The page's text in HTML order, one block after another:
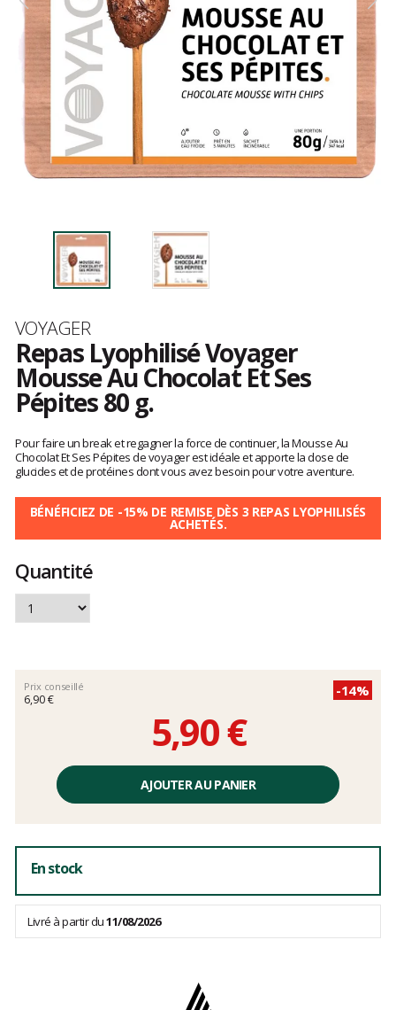
Marque
VOYAGER
Repas Lyophilisé Voyager
Mousse Au Chocolat Et Ses
Pépites 80 g.
avis
clients
Pour faire un break et regagner la force de continuer, la Mousse Au
Chocolat Et Ses Pépites de voyager est idéale et apporte la dose de
glucides et de protéines dont vous avez besoin pour votre aventure.
BÉNÉFICIEZ DE -15% DE REMISE DÈS 3 REPAS LYOPHILISÉS
ACHETÉS.
Quantité
Prix conseillé
6,90 €
-14%
5,90 €
unitaire,
AJOUTER AU PANIER
En stock
Livré à partir du11/08/2026